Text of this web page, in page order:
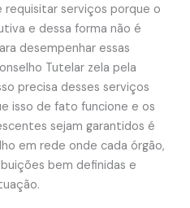
serviços porque o
e dessa forma não é
desempenhar essas
Tutelar zela pela
precisa desses serviços
isso de fato funcione e os
sejam garantidos é
em rede onde cada órgão,
bem definidas e